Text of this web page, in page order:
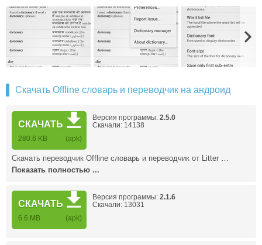
Скачать Offline словарь и переводчик на андроид
СКАЧАТЬ
280.6 KB (apk)
Версия программы: 2.5.0
Скачали: 14138
Скачать переводчик Offline словарь и переводчик от Litter …
Показать полностью ...
СКАЧАТЬ
6.6 MB (apk)
Версия программы: 2.1.6
Скачали: 13031